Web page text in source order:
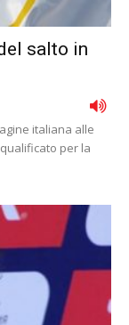
salto in
italiana alle
per la